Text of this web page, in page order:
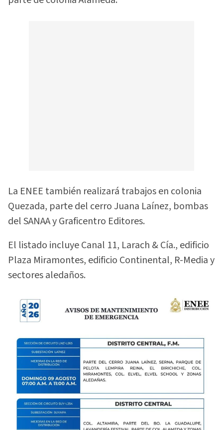
La ENEE también realizará trabajos en colonia
Quezada, parte del cerro Juana Laínez, bombas
del SANAA y Graficentro Editores.
El listado incluye Canal 11, Larach & Cía., edificio
Plaza Miramontes, edificio Continental, R-Media y
sectores aledaños.